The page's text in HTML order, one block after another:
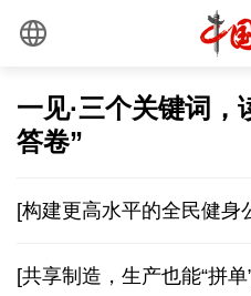
一见·三个关键词，
答卷”
[构建更高水平的全民健身
[共享制造，生产也能“拼单